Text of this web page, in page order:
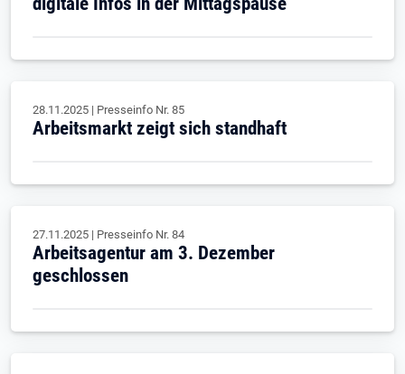
28.11.2025 | Presseinfo Nr. 85
Arbeitsmarkt zeigt sich standhaft
27.11.2025 | Presseinfo Nr. 84
Arbeitsagentur am 3. Dezember
geschlossen